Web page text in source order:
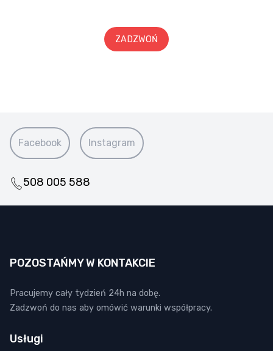
ZADZWOŃ
Facebook Instagram
508 005 588
POZOSTAŃMY W KONTAKCIE
Pracujemy cały tydzień 24h na dobę.
Zadzwoń do nas aby omówić warunki współpracy.
Usługi